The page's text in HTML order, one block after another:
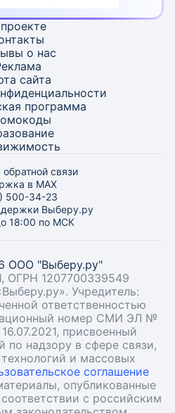
о нас
сайта
программа
связи
в MAX
500-34-23
Выберу.ру
18:00 по МСК
ООО "Выберу.ру"
ОГРН 1207700339549
Учредитель:
ответственностью
номер СМИ ЭЛ №
присвоенный
по надзору в сфере связи,
и массовых
соглашение
опубликованные
с российским